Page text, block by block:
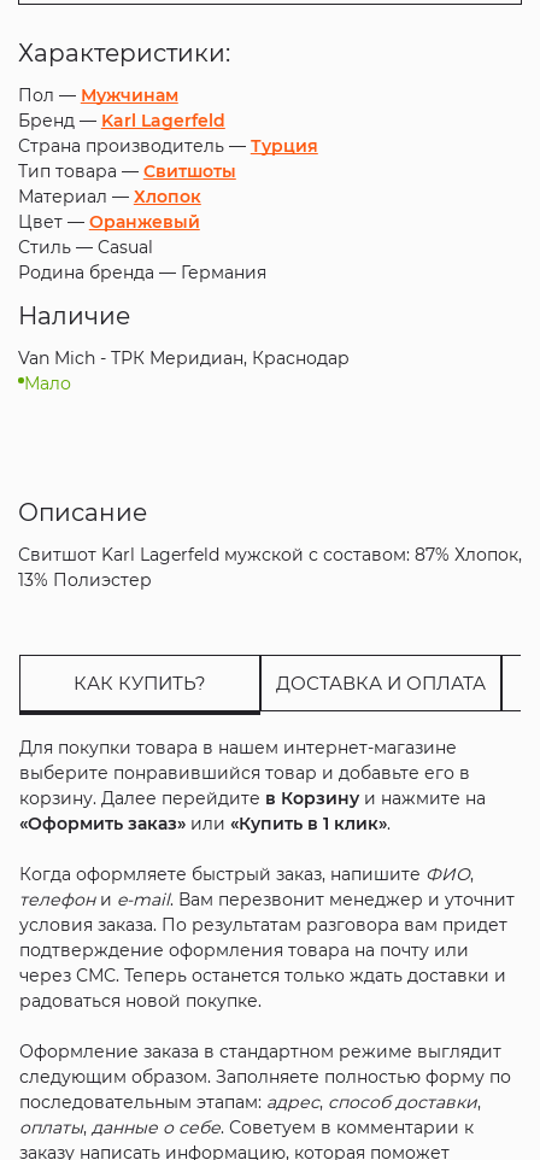
Характеристики:
Пол — Мужчинам
Бренд — Karl Lagerfeld
Страна производитель — Турция
Тип товара — Свитшоты
Материал — Хлопок
Цвет — Оранжевый
Стиль — Casual
Родина бренда — Германия
Наличие
Van Mich - ТРК Меридиан, Краснодар
Мало
Описание
Свитшот Karl Lagerfeld мужской с составом: 87% Хлопок,
13% Полиэстер
КАК КУПИТЬ? ДОСТАВКА И ОПЛАТА
Для покупки товара в нашем интернет-магазине
выберите понравившийся товар и добавьте его в
корзину. Далее перейдите в Корзинуи нажмите на
«Оформить заказ»или «Купить в 1 клик».
Когда оформляете быстрый заказ, напишите ФИО,
телефони e-mail. Вам перезвонит менеджер и уточнит
условия заказа. По результатам разговора вам придет
подтверждение оформления товара на почту или
через СМС. Теперь останется только ждать доставки и
радоваться новой покупке.
Оформление заказа в стандартном режиме выглядит
следующим образом. Заполняете полностью форму по
последовательным этапам: адрес, способ доставки,
оплаты, данные о себе. Советуем в комментарии к
заказу написать информацию, которая поможет